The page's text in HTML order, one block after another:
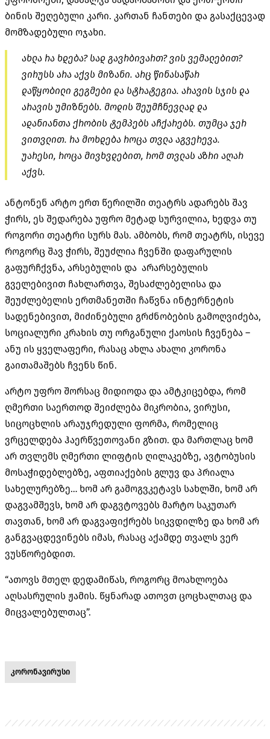
ბინის შეღებული კარი. კართან ჩანთები და გასაქცევად
მომზადებული ოჯახი.
ახლა რა ხდება? სად გავრბივართ? ვის ვემალებით?
ვირუსს არა აქვს მიზანი. არც წინასაწარ
დაწყობილი გეგმები და სტრატეგია. არავის სჯის და
არავის უმიზნებს. მოდის შეუმჩნევლად და
ადანიანთა ქრობის ტემპებს აჩქარებს. თუმცა ჯერ
ვითვლით. რა მოხდება როცა თვლა აგვერევა.
უარესი, როცა მივხვდებით, რომ თვლას აზრი აღარ
აქვს.
ანტონენ არტო ერთ წერილში თეატრს ადარებს შავ
ჭირს, ეს შედარება უფრო მეტად სურვილია, ხედვა თუ
როგორი თეატრი სურს მას. ამბობს, რომ თეატრს, ისევე
როგორც შავ ჭირს, შეუძლია ჩვენში დაფარულის
გაფურჩქვნა, არსებულის და არარსებულის
გველებივით ჩახლართვა, შესაძლებელისა და
შეუძლებელის ერთმანეთში ჩაწვნა ინტერნეტის
სადენებივით, მიძინებული გრძნობების გამოღვიძება,
სოციალური კრახის თუ ორგანული ქაოსის ჩვენება –
ანუ ის ყველაფერი, რასაც ახლა ახალი კორონა
გაითამაშებს ჩვენს წინ.
არტო უფრო შორსაც მიდიოდა და ამტკიცებდა, რომ
ღმერთი საერთოდ შეიძლება მიკრობია, ვირუსი,
სიცოცხლის არაუჯრედული ფორმა, რომელიც
ვრცელდება ჰაერწვეთოვანი გზით. და მართლაც ხომ
არ თვლემს ღმერთი ლიფტის ღილაკებზე, ავტობუსის
მოსაჭიდებლებზე, აფთიაქების გლუვ და პრიალა
სახელურებზე… ხომ არ გამოგვკეტავს სახლში, ხომ არ
დაგვამშევს, ხომ არ დაგვტოვებს მარტო საკუთარ
თავთან, ხომ არ დაგვაფიქრებს სიკვდილზე და ხომ არ
განგვაცდევინებს იმას, რასაც აქამდე თვალს ვერ
ვუსწორებდით.
“ათოვს მთელ დედამიწას, როგორც მოახლოება
აღსასრულის ჟამის. წყნარად ათოვთ ცოცხალთაც და
მიცვალებულთაც”.
კორონავირუსი